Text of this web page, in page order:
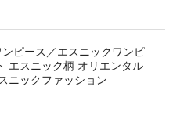
ピース／エスニックワンピ
エスニック柄 オリエンタル
ニックファッション